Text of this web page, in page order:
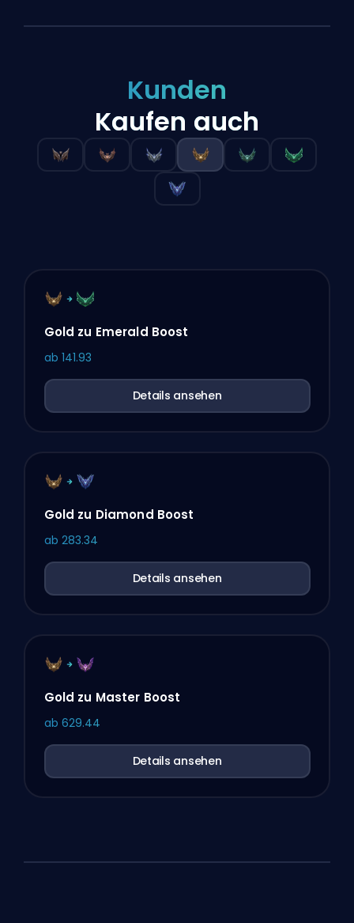
Kunden
Kaufen auch
Gold zu Emerald Boost
ab 141.93
Details ansehen
Gold zu Diamond Boost
ab 283.34
Details ansehen
Gold zu Master Boost
ab 629.44
Details ansehen